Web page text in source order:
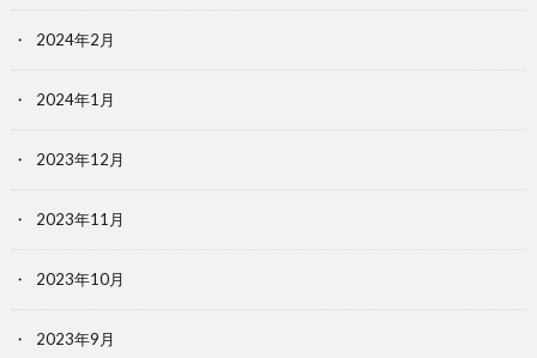
2024年2月
2024年1月
2023年12月
2023年11月
2023年10月
2023年9月